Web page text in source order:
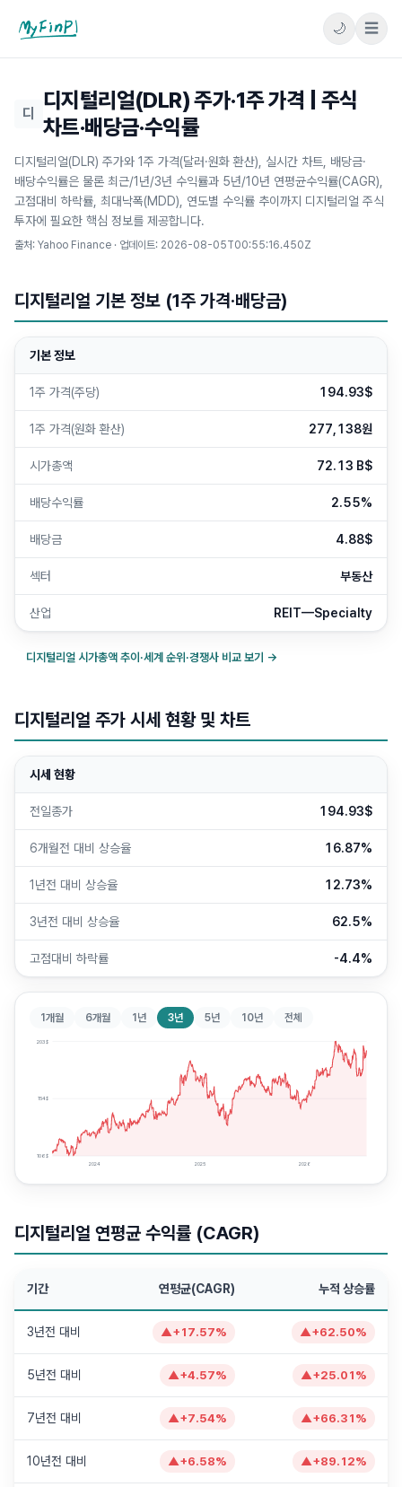
마이핀플
🌙 ☰
디
디지털리얼(DLR) 주가·1주 가격 | 주식
차트·배당금·수익률
디지털리얼(DLR) 주가와 1주 가격(달러·원화 환산), 실시간 차트, 배당금·
배당수익률은 물론 최근/1년/3년 수익률과 5년/10년 연평균수익률(CAGR),
고점대비 하락률, 최대낙폭(MDD), 연도별 수익률 추이까지 디지털리얼 주식
투자에 필요한 핵심 정보를 제공합니다.
출처: Yahoo Finance · 업데이트: 2026-08-05T00:55:16.450Z
디지털리얼 기본 정보 (1주 가격·배당금)
기본 정보
1주 가격(주당) 194.93$
1주 가격(원화 환산) 277,138원
시가총액 72.13 B$
배당수익률 2.55%
배당금 4.88$
섹터 부동산
산업 REIT—Specialty
디지털리얼 시가총액 추이·세계 순위·경쟁사 비교 보기 →
디지털리얼 주가 시세 현황 및 차트
시세 현황
전일종가 194.93$
6개월전 대비 상승율 16.87%
1년전 대비 상승율 12.73%
3년전 대비 상승율 62.5%
고점대비 하락률 -4.4%
1개월 6개월 1년 3년 5년 10년 전체
203$
154$
106$
2024 2025 2026
디지털리얼 연평균 수익률 (CAGR)
기간 연평균(CAGR) 누적 상승률
3년전 대비 ▲+ 17.57% ▲+62.50%
5년전 대비 ▲+4.57% ▲+25.01 %
7년전 대비 ▲+7.54% ▲+66.31 %
10년전 대비 ▲+6.58% ▲+89.12%